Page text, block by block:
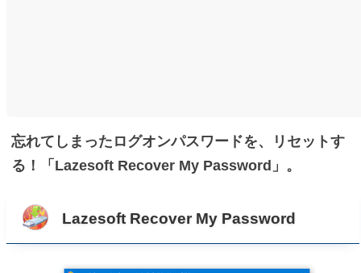
忘れてしまったログオンパスワードを、リセットす
る！「Lazesoft Recover My Password」。
Lazesoft Recover My Password